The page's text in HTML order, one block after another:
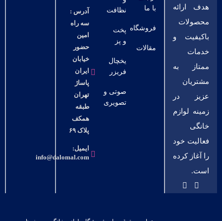
هدف ارائه
محصولات
باکیفیت و
خدمات
ممتاز به
مشتریان
عزیز در
زمینه لوازم
خانگی
فعالیت خود
را آغاز کرده
است.
با ما
فروشگاه
مقالات
نظافت
پخت
و پز
یخچال
فریزر
صوتی و
تصویری
آدرس :
سه راه
امین
حضور
خیابان
ایران
پاساژ
تهران
طبقه
همکف
پلاک ۶۹
ایمیل:
info@dalomal.com